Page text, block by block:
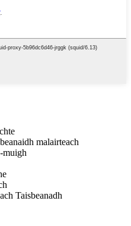
malairteach
muigh
Taisbeanadh